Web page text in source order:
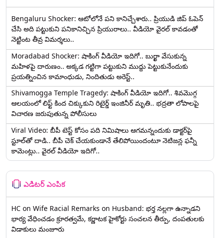
Bengaluru Shocker: ఆటోలోనే పని కానిచ్చేశారు.. ప్రియుడి జిప్ ఓపెన్
చేసి అది పట్టుకుని పనికానిచ్చిన ప్రియురాలు.. వీడియో వైరల్ కావడంతో
నెట్టింట తీవ్ర విమర్శలు..
Moradabad Shocker: షాకింగ్ వీడియో ఇదిగో.. బుర్ఖా వేసుకున్న
మహిళపై దారుణం.. అక్కడ గట్టిగా పట్టుకుని ముద్దు పెట్టుకునేందుకు
ప్రయత్నించిన కామాంధుడు, నిందితుడు అరెస్ట్..
Shivamogga Temple Tragedy: షాకింగ్ వీడియో ఇదిగో.. శివమొగ్గ
ఆలయంలో లిఫ్ట్ కింద చిక్కుకుని రిటైర్డ్ ఇంజినీర్ మృతి.. భద్రతా లోపాలపై
విచారణ జరుపుతున్న పోలీసులు
Viral Video: బీపీ టెస్ట్‌ కోసం పది నిమిషాలు ఆగమన్నందుకు డాక్టర్‌పై
స్టూల్‌తో దాడి.. బీపీ చెక్ చేయకుండానే తేలిపోయిందంటూ నెటిజన్ల ఫన్నీ
కామెంట్లు.. వైరల్ వీడియో ఇదిగో..
ఎడిటర్ ఎంపిక
HC on Wife Racial Remarks on Husband: భర్త న‌ల్ల‌గా ఉన్నాడ‌ని
భార్య వేధించ‌డం క్రూర‌త్వ‌మే, కర్ణాటక హైకోర్టు సంచలన తీర్పు, దంపతులకు
విడాకులు మంజూరు